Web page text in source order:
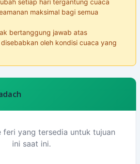
maksimal bagi semua
bertanggung jawab atas
oleh kondisi cuaca yang
feri yang tersedia untuk tujuan
ini saat ini.